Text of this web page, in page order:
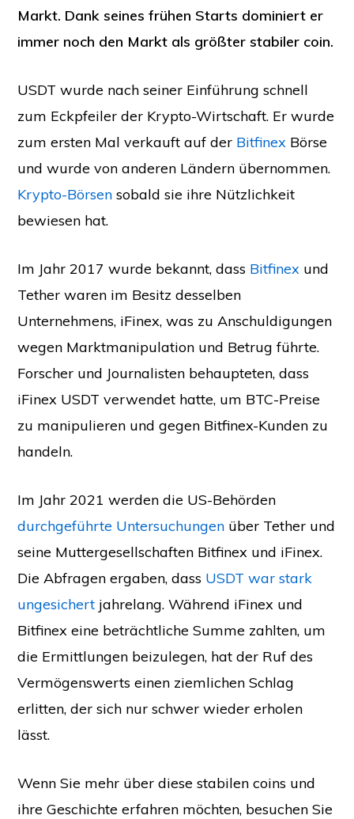
Markt. Dank seines frühen Starts dominiert er
immer noch den Markt als größter stabiler coin.
USDT wurde nach seiner Einführung schnell
zum Eckpfeiler der Krypto-Wirtschaft. Er wurde
zum ersten Mal verkauft auf der Bitfinex Börse
und wurde von anderen Ländern übernommen.
Krypto-Börsen sobald sie ihre Nützlichkeit
bewiesen hat.
Im Jahr 2017 wurde bekannt, dass Bitfinex und
Tether waren im Besitz desselben
Unternehmens, iFinex, was zu Anschuldigungen
wegen Marktmanipulation und Betrug führte.
Forscher und Journalisten behaupteten, dass
iFinex USDT verwendet hatte, um BTC-Preise
zu manipulieren und gegen Bitfinex-Kunden zu
handeln.
Im Jahr 2021 werden die US-Behörden
durchgeführte Untersuchungen über Tether und
seine Muttergesellschaften Bitfinex und iFinex.
Die Abfragen ergaben, dass USDT war stark
ungesichert jahrelang. Während iFinex und
Bitfinex eine beträchtliche Summe zahlten, um
die Ermittlungen beizulegen, hat der Ruf des
Vermögenswerts einen ziemlichen Schlag
erlitten, der sich nur schwer wieder erholen
lässt.
Wenn Sie mehr über diese stabilen coins und
ihre Geschichte erfahren möchten, besuchen Sie